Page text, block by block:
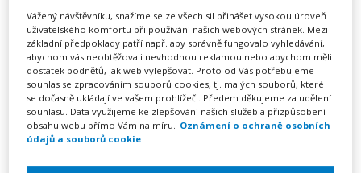
Autoevaluace školy v praxi –
interní evaluace jako nástroj
rozvoje školy (webinář)
PořádáZřetel, s.r.o.
Vážený návštěvníku, snažíme se ze všech sil přinášet vysokou úroveň
uživatelského komfortu při používání našich webových stránek. Mezi
základní předpoklady patří např. aby správně fungovalo vyhledávání,
abychom vás neobtěžovali nevhodnou reklamou nebo abychom měli
dostatek podnětů, jak web vylepšovat. Proto od Vás potřebujeme
souhlas se zpracováním souborů cookies, tj. malých souborů, které
se dočasně ukládají ve vašem prohlížeči. Předem děkujeme za udělení
souhlasu. Data využijeme ke zlepšování našich služeb a přizpůsobení
obsahu webu přímo Vám na míru. Oznámení o ochraně osobních
údajů a souborů cookie